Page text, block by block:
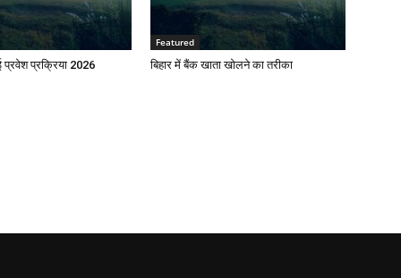
प्रवेश प्रक्रिया 2026
Featured
बिहार में बैंक खाता खोलने का तरीका